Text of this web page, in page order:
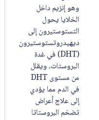
وهو إنزيم داخل
الخلايا يحول
التستوستيرون إلى
ديهيدروتستوستيرون
(DHT) في غدة
البروستات، ويقلل
من مستوى DHT
في الدم مما يؤدي
إلى علاج أعراض
تضخم البروستاتا